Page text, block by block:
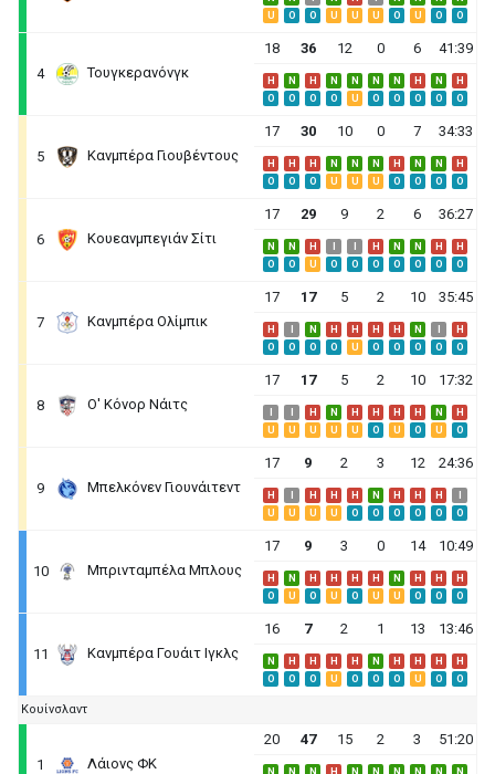
U
O O U U U O U O O
4 Τουγκερανόνγκ
18 36 12 0 6 41:39
H N H N N N N H N
H
O
O O O U O O O O O
5 Κανμπέρα Γιουβέντους
17 30 10 0 7 34:33
H H H N N N H N N
H
O
O O U U U O O O O
6 Κουεανμπεγιάν Σίτι
17 29 9 2 6 36:27
N N H H N N H
H
O
O U O O O O O O O
7 Κανμπέρα Ολίμπικ
17 17 5 2 10 35:45
H N H H H H N
H
O
O O O U O O O O O
8 Ο' Κόνορ Νάιτς
17 17 5 2 10 17:32
H N H H H H N
H
U
U U U U O U O U O
9 Μπελκόνεν Γιουνάιτεντ
17 9 2 3 12 24:36
H H H H N H H H
U
U U U O O O O O O
10 Μπρινταμπέλα Μπλους
17 9 3 0 14 10:49
H N H H H H N H H
H
O
U O U O U U O O O
11 Κανμπέρα Γουάιτ Ιγκλς
16 7 2 1 13 13:46
N H H H H N H H H
H
O
O O U O O O U O O
Κουίνσλαντ
1 Λάιονς ΦΚ
20 47 15 2 3 51:20
N N N H N N N N N N